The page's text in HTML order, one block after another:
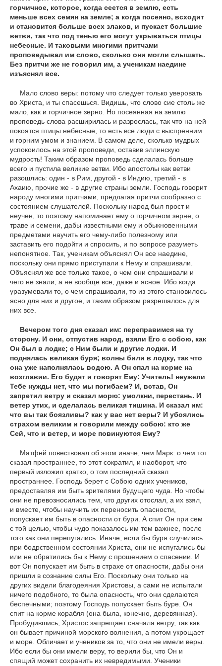
горчичное, которое, когда сеется в землю, есть
меньше всех семян на земле; а когда посеяно, всходит
и становится больше всех злаков, и пускает большие
ветви, так что под тенью его могут укрываться птицы
небесные. И таковыми многими притчами
проповедывал им слово, сколько они могли слышать.
Без притчи же не говорил им, а ученикам наедине
изъяснял все.
Мало слово веры: потому что следует только уверовать
во Христа, и ты спасешься. Видишь, что слово сие столь же
мало, как и горчичное зерно. Но посеянная на землю
проповедь слова расширилась и разрослась, так что на ней
покоятся птицы небесные, то есть все люди с выспренним
и горним умом и знанием. В самом деле, сколько мудрых
успокоилось на этой проповеди, оставив эллинскую
мудрость! Таким образом проповедь сделалась больше
всего и пустила великие ветви. Ибо апостолы как ветви
разошлись: один - в Рим, другой - в Индию, третий - в
Ахаию, прочие же - в другие страны земли. Господь говорит
народу многими притчами, предлагая притчи сообразно с
состоянием слушателей. Поскольку народ был прост и
неучен, то поэтому напоминает ему о горчичном зерне, о
траве и семени, дабы известными ему и обыкновенными
предметами научить его чему-либо полезному или
заставить его подойти и спросить, и по вопросе разуметь
непонятное. Так, ученикам объяснял Он все наедине,
поскольку они прямо приступали к Нему и спрашивали.
Объяснял же все только такое, о чем они спрашивали и
чего не знали, а не вообще все, даже и ясное. Ибо когда
уразумевали то, о чем спрашивали, то из этого становилось
ясно для них и другое, и таким образом разрешалось для
них все.
Вечером того дня сказал им: переправимся на ту
сторону. И они, отпустив народ, взяли Его с собою, как
Он был в лодке; с Ним были и другие лодки. И
поднялась великая буря; волны били в лодку, так что
она уже наполнялась водою. А Он спал на корме на
возглавии. Его будят и говорят Ему: Учитель! неужели
Тебе нужды нет, что мы погибаем? И, встав, Он
запретил ветру и сказал морю: умолкни, перестань. И
ветер утих, и сделалась великая тишина. И сказал им:
что вы так боязливы? как у вас нет веры? И убоялись
страхом великим и говорили между собою: кто же
Сей, что и ветер, и море повинуются Ему?
Матфей повествовал об этом иначе, чем Марк: о чем тот
сказал пространнее, то этот сократил, и наоборот, что
первый изложил кратко, о том последний сказал
пространнее. Господь берет с Собою одних учеников,
предоставляя им быть зрителями будущего чуда. Но чтобы
они не превозносились тем, что других отослал, а их взял,
и вместе, чтобы научить их переносить опасности,
попускает им быть в опасности от бури. А спит Он при сем
с той целью, чтобы чудо показалось им тем важнее, после
того как они перепугались. Иначе, если бы буря случилась
при бодрственном состоянии Христа, они не испугались бы
или не обратились бы к Нему с прошением о спасении. И
вот Он попускает им быть в страхе от опасности, дабы они
пришли в сознание силы Его. Поскольку они только на
других видели благодеяния Христовы, а сами не испытали
ничего подобного, то была опасность, что они сделаются
беспечными; поэтому Господь попускает быть буре. Он
спит на корме корабля (она была, конечно, деревянная).
Пробудившись, Христос запрещает сначала ветру, так как
он бывает причиной морского волнения, а потом укрощает
и море. Обличает и учеников за то, что они не имели веры.
Ибо если бы они имели веру, то верили бы, что Он и
спящий может сохранить их невредимыми. Ученики